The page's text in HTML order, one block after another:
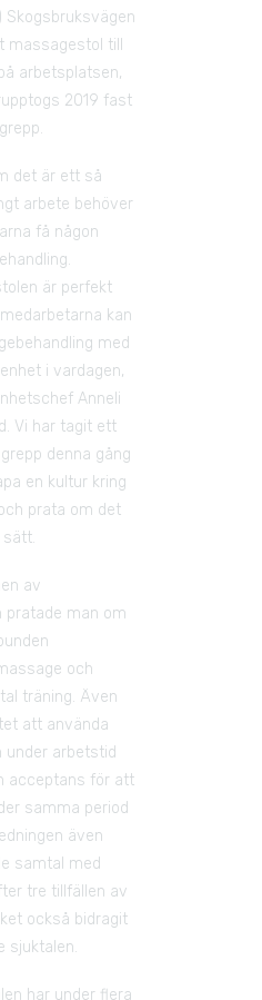
Skogsbruksvägen
massagestol till
arbetsplatsen,
2019 fast
det är ett så
arbete behöver
få någon
är perfekt
kan
med
i vardagen,
Anneli
Vi har tagit ett
denna gång
en kultur kring
prata om det
sätt.
av
pratade man om
och
träning. Även
att använda
under arbetstid
acceptans för att
samma period
även
samtal med
tre tillfällen av
också bidragit
sjuktalen.
har under flera